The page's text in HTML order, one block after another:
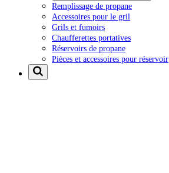
Remplissage de propane
Accessoires pour le gril
Grils et fumoirs
Chaufferettes portatives
Réservoirs de propane
Pièces et accessoires pour réservoir